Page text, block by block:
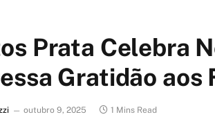
Prata Celebra
Gratidão aos
outubro 9, 2025 1 Mins Read